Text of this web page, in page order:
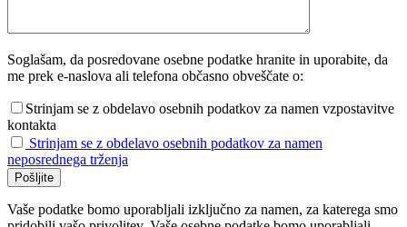
Soglašam, da posredovane osebne podatke hranite in uporabite, da
me prek e-naslova ali telefona občasno obveščate o:
Strinjam se z obdelavo osebnih podatkov za namen vzpostavitve
kontakta
Strinjam se z obdelavo osebnih podatkov za namen
neposrednega trženja
Vaše podatke bomo uporabljali izključno za namen, za katerega smo